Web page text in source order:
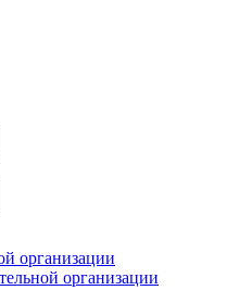
организации
организации